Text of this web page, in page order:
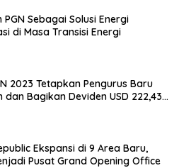
Sebagai Solusi Energi
di Masa Transisi Energi
2023 Tetapkan Pengurus Baru
dan Bagikan Deviden USD 222,43
Ekspansi di 9 Area Baru,
Pusat Grand Opening Office